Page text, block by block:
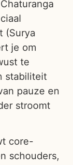
(Surya
je om
te
stabiliteit
pauze en
stroomt
core-
schouders,